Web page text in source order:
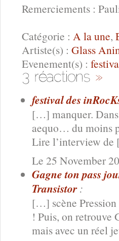
Remerciements :
Catégorie : A la une,
Artiste(s) : Glass
Evenement(s) :
festival des
[…] manquer.
aequo… du moins
Lire l’interview
Le 25 November
Gagne ton pass
Transistor :
[…] scène
! Puis, on retrouve
mais avec un réel